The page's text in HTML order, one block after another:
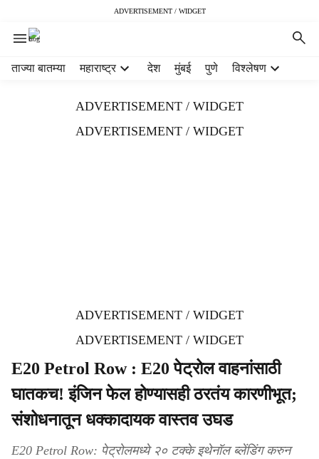
ADVERTISEMENT / WIDGET
ताज्या बातम्या महाराष्ट्र देश मुंबई पुणे विश्लेषण
ADVERTISEMENT / WIDGET
ADVERTISEMENT / WIDGET
ADVERTISEMENT / WIDGET
ADVERTISEMENT / WIDGET
E20 Petrol Row : E20 पेट्रोल वाहनांसाठी
घातकच! इंजिन फेल होण्यासही ठरतंय कारणीभूत;
संशोधनातून धक्कादायक वास्तव उघड
E20 Petrol Row: पेट्रोलमध्ये २० टक्के इथेनॉल ब्लेंडिंग करुन